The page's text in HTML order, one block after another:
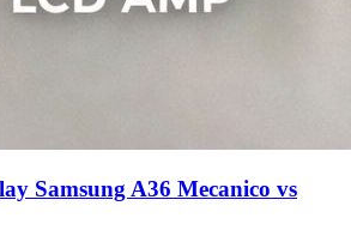
Samsung A36 Mecanico vs